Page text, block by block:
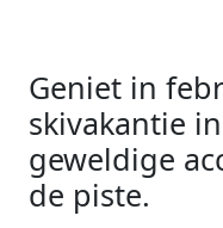
Geniet in
skivakantie
geweldige
de piste.